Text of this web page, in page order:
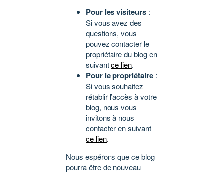
Pour les visiteurs :
Si vous avez des
questions, vous
pouvez contacter le
propriétaire du blog en
suivantce lien.
Pour le propriétaire :
Si vous souhaitez
rétablir l’accès à votre
blog, nous vous
invitons à nous
contacter en suivant
ce lien.
Nous espérons que ce blog
pourra être de nouveau